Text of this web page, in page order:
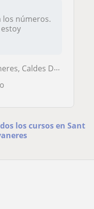
los números.
Sant Vicenç de Montalt
los cursos en Sant